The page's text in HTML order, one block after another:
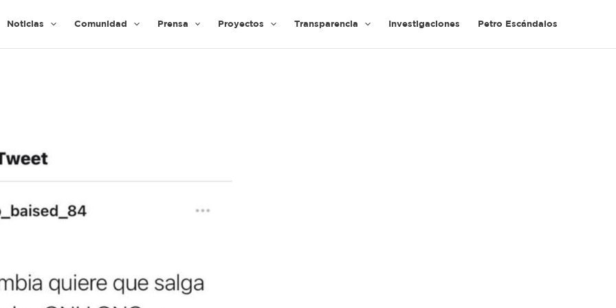
Noticias Comunidad Prensa Proyectos Transparencia Investigaciones Petro Escándalos